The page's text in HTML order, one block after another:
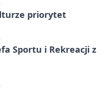
priorytet
Sportu i Rekreacji z